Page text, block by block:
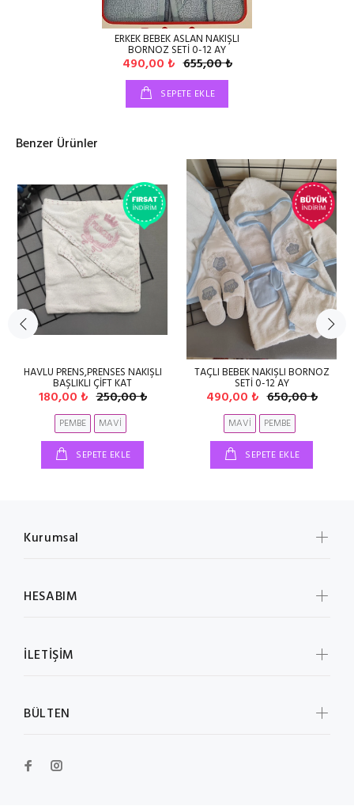
ERKEK BEBEK ASLAN NAKIŞLI
BORNOZ SETİ 0-12 AY
490,00 ₺ 655,00 ₺
SEPETE EKLE
Benzer Ürünler
HAVLU PRENS,PRENSES NAKIŞLI
BAŞLIKLI ÇİFT KAT
180,00 ₺ 250,00 ₺
PEMBE
MAVİ
SEPETE EKLE
TAÇLI BEBEK NAKIŞLI BORNOZ
SETİ 0-12 AY
490,00 ₺ 650,00 ₺
MAVİ
PEMBE
SEPETE EKLE
Kurumsal
HESABIM
İLETİŞİM
BÜLTEN